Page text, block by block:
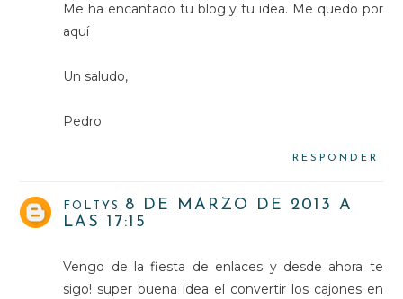
Me ha encantado tu blog y tu idea. Me quedo por
aquí
Un saludo,
Pedro
RESPONDER
FOLTYS
8 DE MARZO DE 2013 A
LAS 17:15
Vengo de la fiesta de enlaces y desde ahora te
sigo! super buena idea el convertir los cajones en